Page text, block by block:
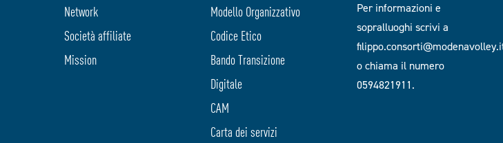
Network
Società affiliate
Mission
Modello Organizzativo
Codice Etico
Bando Transizione
Digitale
CAM
Carta dei servizi
Per informazioni e
sopralluoghi scrivi a
o chiama il numero
0594821911.